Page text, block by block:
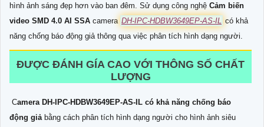
hình ảnh sáng đẹp hơn vào ban đêm. Sử dụng công nghệ Cảm biến
video SMD 4.0 AI SSA camera DH-IPC-HDBW3649EP-AS-IL có khả
năng chống báo động giả thông qua việc phân tích hình dạng người.
ĐƯỢC ĐÁNH GÍA CAO VỚI THÔNG SỐ CHẤT
LƯỢNG
Camera DH-IPC-HDBW3649EP-AS-IL có khả năng chống báo
động giả bằng cách phân tích hình dạng người cho hình ảnh siêu